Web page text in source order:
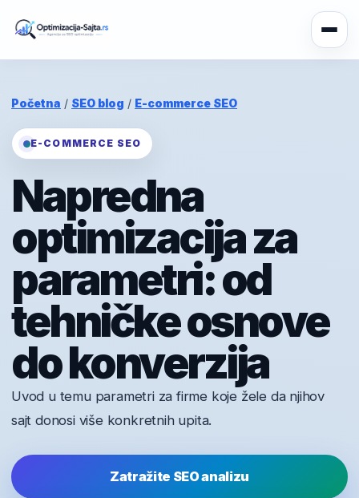
Početna / SEO blog / E-commerce SEO
E-COMMERCE SEO
Napredna
optimizacija za
parametri: od
tehničke osnove
do konverzija
Uvod u temu parametri za firme koje žele da njihov
sajt donosi više konkretnih upita.
Zatražite SEO analizu